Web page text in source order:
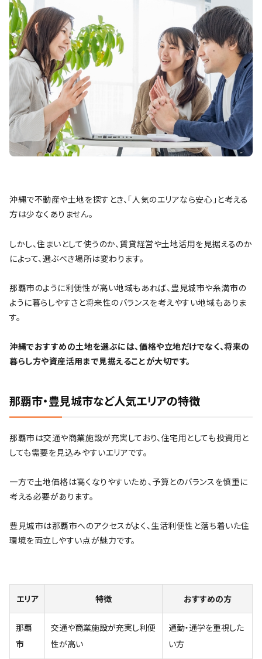
沖縄で不動産や土地を探すとき、「人気のエリアなら安心」と考える
方は少なくありません。
しかし、住まいとして使うのか、賃貸経営や土地活用を見据えるのか
によって、選ぶべき場所は変わります。
那覇市のように利便性が高い地域もあれば、豊見城市や糸満市の
ように暮らしやすさと将来性のバランスを考えやすい地域もありま
す。
沖縄でおすすめの土地を選ぶには、価格や立地だけでなく、将来の
暮らし方や資産活用まで見据えることが大切です。
那覇市・豊見城市など人気エリアの特徴
那覇市は交通や商業施設が充実しており、住宅用としても投資用と
しても需要を見込みやすいエリアです。
一方で土地価格は高くなりやすいため、予算とのバランスを慎重に
考える必要があります。
豊見城市は那覇市へのアクセスがよく、生活利便性と落ち着いた住
環境を両立しやすい点が魅力です。
エリア 特徴 おすすめの方
那覇
市
交通や商業施設が充実し利便
性が高い
通勤・通学を重視した
い方